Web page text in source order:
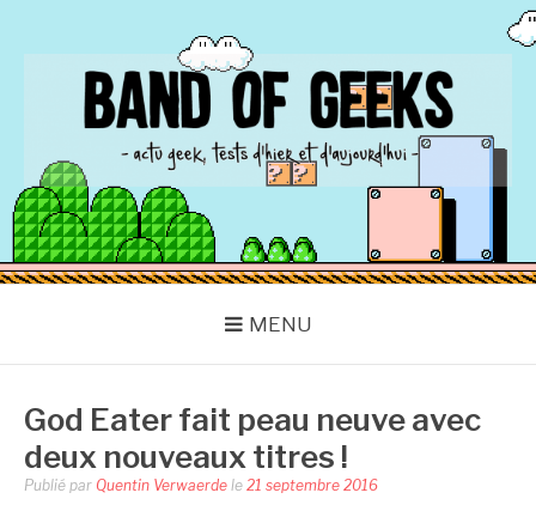
BAND OF GEEKS
Actu Geek d'hier et d'aujourd'hui
MENU
God Eater fait peau neuve avec
deux nouveaux titres !
Publié par Quentin Verwaerde le 21 septembre 2016